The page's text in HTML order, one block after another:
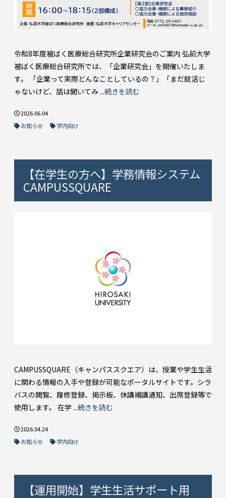
令和8年度被ばく医療総合研究所企業研究会のご案内 弘前大学
被ばく医療総合研究所では、「企業研究会」を開催いたしま
す。 「企業って実際どんなことしているの？」「まだ就活じ
ゃないけど、話は聞いてみ ...続きを読む
2026.06.04
お知らせ
学内向け
【在学生の方へ】学務情報システム
CAMPUSSQUARE
CAMPUSSQUARE（キャンパススクエア）は、授業や学生生活
に関わる情報の入手や登録が可能なポータルサイトです。シラ
バスの閲覧、履修登録、掲示板、休講補講通知、出席登録等で
使用します。 在学 ...続きを読む
2026.04.24
お知らせ
学内向け
【運用開始】学生生活サポート用